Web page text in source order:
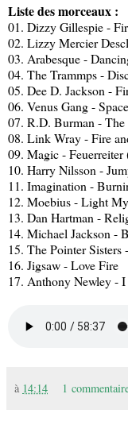
Liste des morceaux :
01. Dizzy Gillespie -
02. Lizzy Mercier
03. Arabesque -
04. The Trammps -
05. Dee D. Jackson -
06. Venus Gang -
07. R.D. Burman -
08. Link Wray - Fire
09. Magic -
10. Harry Nilsson -
11. Imagination -
12. Moebius - Light
13. Dan Hartman -
14. Michael Jackson -
15. The Pointer Sisters
16. Jigsaw - Love Fire
17. Anthony Newley -
à 14:14 1